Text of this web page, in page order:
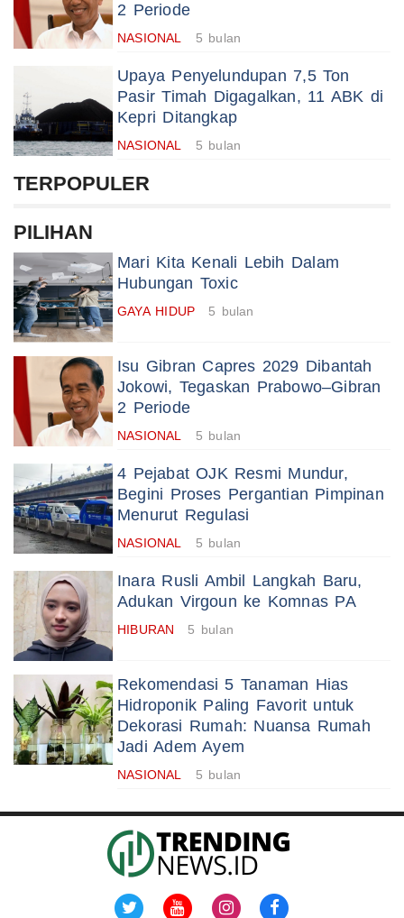
2 Periode
NASIONAL 5 bulan
Upaya Penyelundupan 7,5 Ton
Pasir Timah Digagalkan, 11 ABK di
Kepri Ditangkap
NASIONAL 5 bulan
TERPOPULER
PILIHAN
Mari Kita Kenali Lebih Dalam
Hubungan Toxic
GAYA HIDUP 5 bulan
Isu Gibran Capres 2029 Dibantah
Jokowi, Tegaskan Prabowo–Gibran
2 Periode
NASIONAL 5 bulan
4 Pejabat OJK Resmi Mundur,
Begini Proses Pergantian Pimpinan
Menurut Regulasi
NASIONAL 5 bulan
Inara Rusli Ambil Langkah Baru,
Adukan Virgoun ke Komnas PA
HIBURAN 5 bulan
Rekomendasi 5 Tanaman Hias
Hidroponik Paling Favorit untuk
Dekorasi Rumah: Nuansa Rumah
Jadi Adem Ayem
NASIONAL 5 bulan